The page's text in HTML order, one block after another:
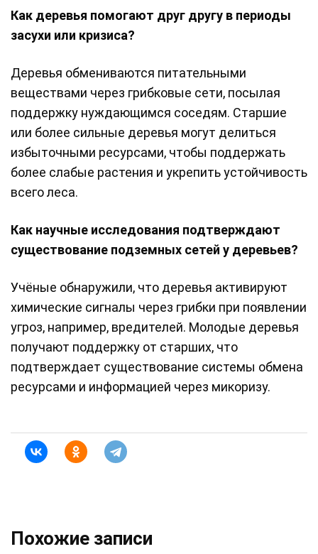
Как деревья помогают друг другу в периоды
засухи или кризиса?
Деревья обмениваются питательными
веществами через грибковые сети, посылая
поддержку нуждающимся соседям. Старшие
или более сильные деревья могут делиться
избыточными ресурсами, чтобы поддержать
более слабые растения и укрепить устойчивость
всего леса.
Как научные исследования подтверждают
существование подземных сетей у деревьев?
Учёные обнаружили, что деревья активируют
химические сигналы через грибки при появлении
угроз, например, вредителей. Молодые деревья
получают поддержку от старших, что
подтверждает существование системы обмена
ресурсами и информацией через микоризу.
Похожие записи